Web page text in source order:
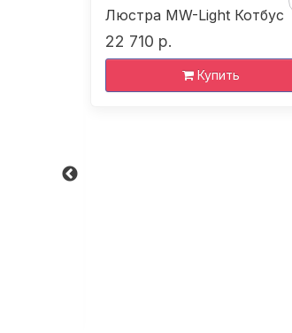
Люстра MW-Light Котбус
22 710 р.
Купить